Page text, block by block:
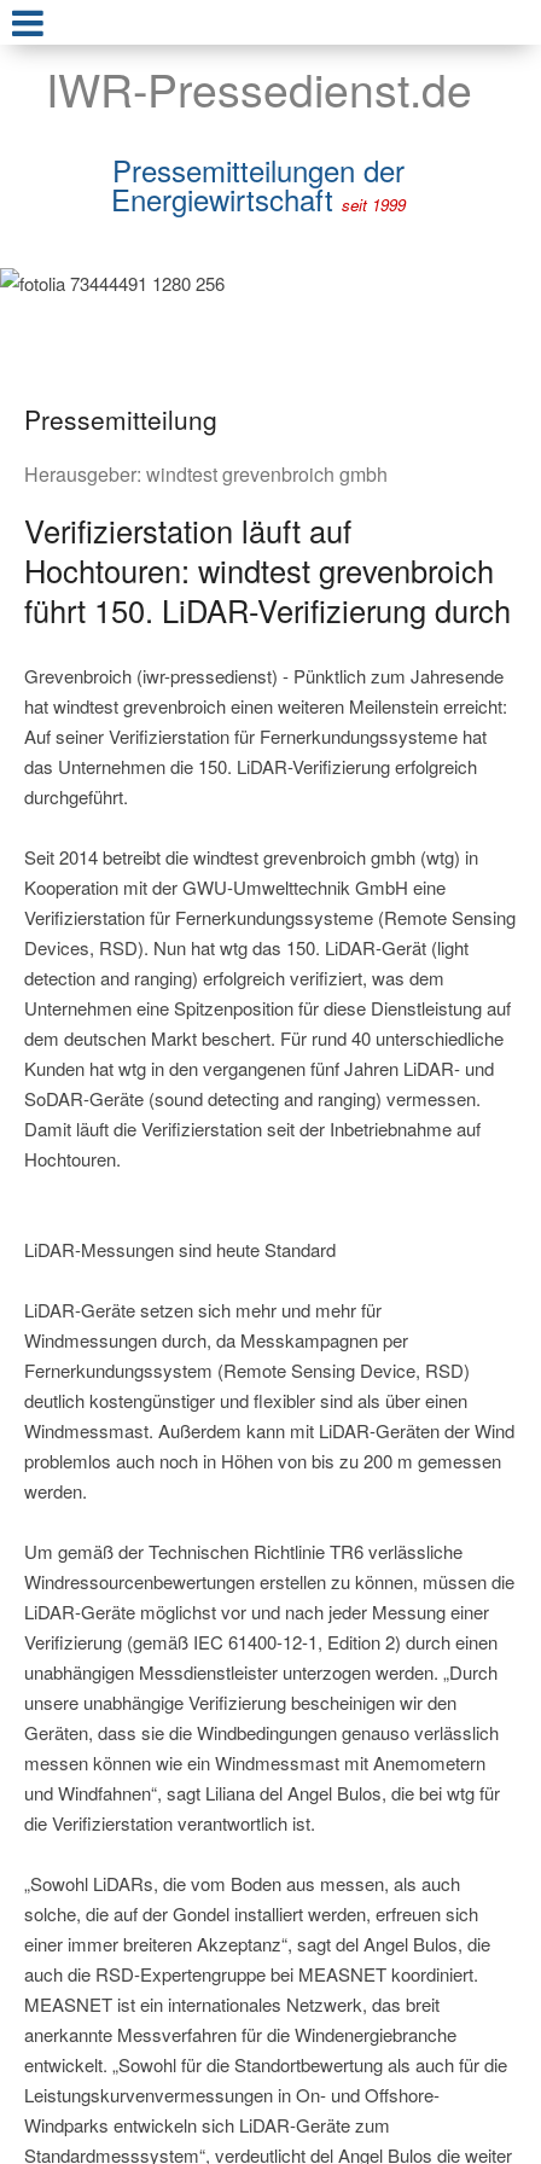
IWR-Pressedienst.de
Pressemitteilungen der
Energiewirtschaft seit 1999
Pressemitteilung
Herausgeber: windtest grevenbroich gmbh
Verifizierstation läuft auf
Hochtouren: windtest grevenbroich
führt 150. LiDAR-Verifizierung durch
Grevenbroich (iwr-pressedienst) - Pünktlich zum Jahresende
hat windtest grevenbroich einen weiteren Meilenstein erreicht:
Auf seiner Verifizierstation für Fernerkundungssysteme hat
das Unternehmen die 150. LiDAR-Verifizierung erfolgreich
durchgeführt.
Seit 2014 betreibt die windtest grevenbroich gmbh (wtg) in
Kooperation mit der GWU-Umwelttechnik GmbH eine
Verifizierstation für Fernerkundungssysteme (Remote Sensing
Devices, RSD). Nun hat wtg das 150. LiDAR-Gerät (light
detection and ranging) erfolgreich verifiziert, was dem
Unternehmen eine Spitzenposition für diese Dienstleistung auf
dem deutschen Markt beschert. Für rund 40 unterschiedliche
Kunden hat wtg in den vergangenen fünf Jahren LiDAR- und
SoDAR-Geräte (sound detecting and ranging) vermessen.
Damit läuft die Verifizierstation seit der Inbetriebnahme auf
Hochtouren.
LiDAR-Messungen sind heute Standard
LiDAR-Geräte setzen sich mehr und mehr für
Windmessungen durch, da Messkampagnen per
Fernerkundungssystem (Remote Sensing Device, RSD)
deutlich kostengünstiger und flexibler sind als über einen
Windmessmast. Außerdem kann mit LiDAR-Geräten der Wind
problemlos auch noch in Höhen von bis zu 200 m gemessen
werden.
Um gemäß der Technischen Richtlinie TR6 verlässliche
Windressourcenbewertungen erstellen zu können, müssen die
LiDAR-Geräte möglichst vor und nach jeder Messung einer
Verifizierung (gemäß IEC 61400-12-1, Edition 2) durch einen
unabhängigen Messdienstleister unterzogen werden. „Durch
unsere unabhängige Verifizierung bescheinigen wir den
Geräten, dass sie die Windbedingungen genauso verlässlich
messen können wie ein Windmessmast mit Anemometern
und Windfahnen“, sagt Liliana del Angel Bulos, die bei wtg für
die Verifizierstation verantwortlich ist.
„Sowohl LiDARs, die vom Boden aus messen, als auch
solche, die auf der Gondel installiert werden, erfreuen sich
einer immer breiteren Akzeptanz“, sagt del Angel Bulos, die
auch die RSD-Expertengruppe bei MEASNET koordiniert.
MEASNET ist ein internationales Netzwerk, das breit
anerkannte Messverfahren für die Windenergiebranche
entwickelt. „Sowohl für die Standortbewertung als auch für die
Leistungskurvenvermessungen in On- und Offshore-
Windparks entwickeln sich LiDAR-Geräte zum
Standardmesssystem“, verdeutlicht del Angel Bulos die weiter